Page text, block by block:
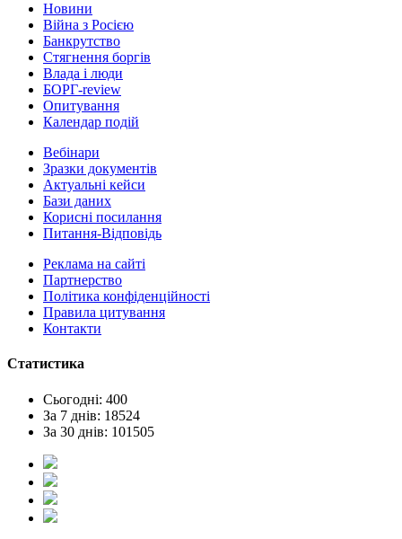
Новини
Війна з Росією
Банкрутство
Стягнення боргiв
Влада i люди
БОРГ-review
Опитування
Календар подій
Вебінари
Зразки документів
Актуальні кейси
Бази даних
Корисні посилання
Питання-Відповідь
Реклама на сайтi
Партнерство
Політика конфіденційності
Правила цитування
Контакти
Статистика
Сьогодні: 400
За 7 днів: 18524
За 30 днів: 101505